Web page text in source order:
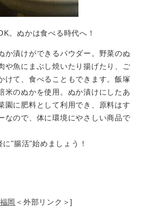
。ぬかは食べる時代へ！
か漬けができるパウダー。野菜のぬ
や魚にまぶし焼いたり揚げたり、ご
けて、食べることもできます。飯塚
米のぬかを使用。ぬか漬けにしたあ
園に肥料として利用でき、原料はす
なので、体に環境にやさしい商品で
"腸活"始めましょう！
岡 ＜外部リンク＞]